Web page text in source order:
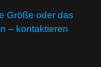
Größe oder das
– kontaktieren